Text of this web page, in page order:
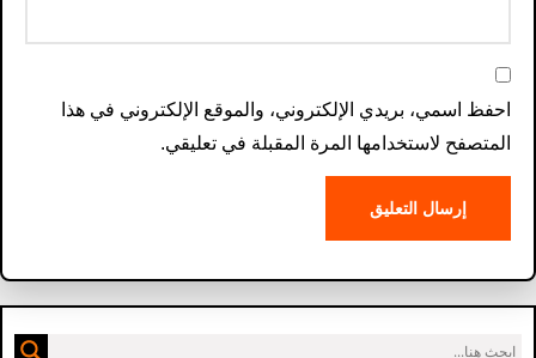
احفظ اسمي، بريدي الإلكتروني، والموقع الإلكتروني في هذا
المتصفح لاستخدامها المرة المقبلة في تعليقي.